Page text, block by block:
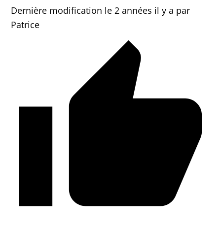
Dernière modification le 2 années il y a par
Patrice